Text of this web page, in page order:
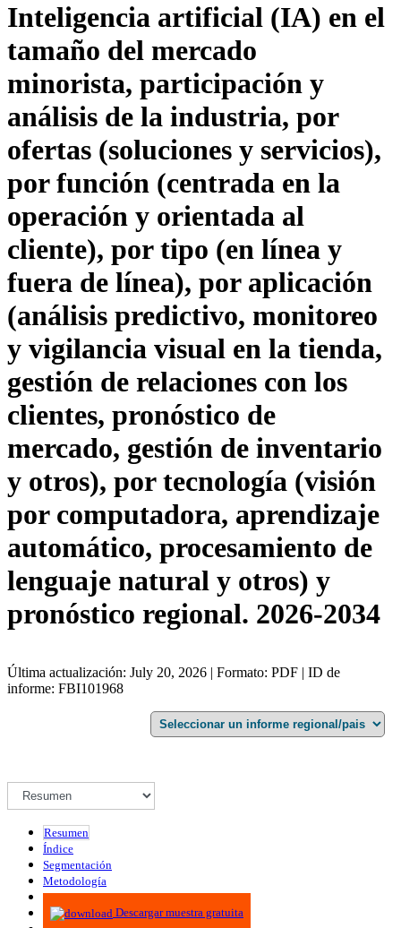
Inteligencia artificial (IA) en el
tamaño del mercado
minorista, participación y
análisis de la industria, por
ofertas (soluciones y servicios),
por función (centrada en la
operación y orientada al
cliente), por tipo (en línea y
fuera de línea), por aplicación
(análisis predictivo, monitoreo
y vigilancia visual en la tienda,
gestión de relaciones con los
clientes, pronóstico de
mercado, gestión de inventario
y otros), por tecnología (visión
por computadora, aprendizaje
automático, procesamiento de
lenguaje natural y otros) y
pronóstico regional. 2026-2034
Última actualización: July 20, 2026 | Formato: PDF | ID de
informe: FBI101968
Resumen
Índice
Segmentación
Metodología
Infografías
Descargar muestra gratuita